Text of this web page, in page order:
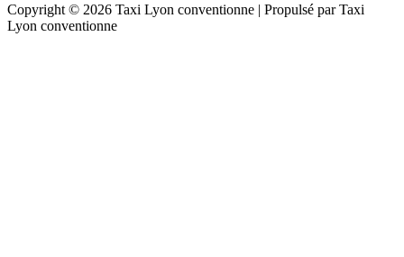
Copyright © 2026 Taxi Lyon conventionne | Propulsé par Taxi
Lyon conventionne